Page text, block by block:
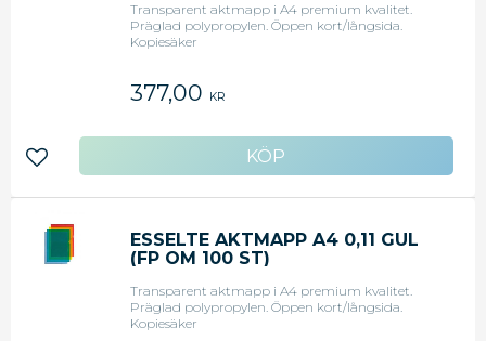
Transparent aktmapp i A4 premium kvalitet.
Präglad polypropylen. Öppen kort/långsida.
Kopiesäker
377,00 KR
Lägg till i favoriter
ESSELTE AKTMAPP A4 0,11 GUL
(FP OM 100 ST)
Transparent aktmapp i A4 premium kvalitet.
Präglad polypropylen. Öppen kort/långsida.
Kopiesäker